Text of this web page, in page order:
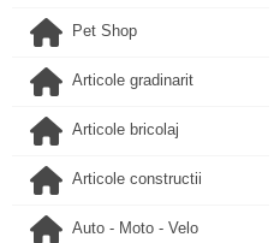
Pet Shop
Articole gradinarit
Articole bricolaj
Articole constructii
Auto - Moto - Velo